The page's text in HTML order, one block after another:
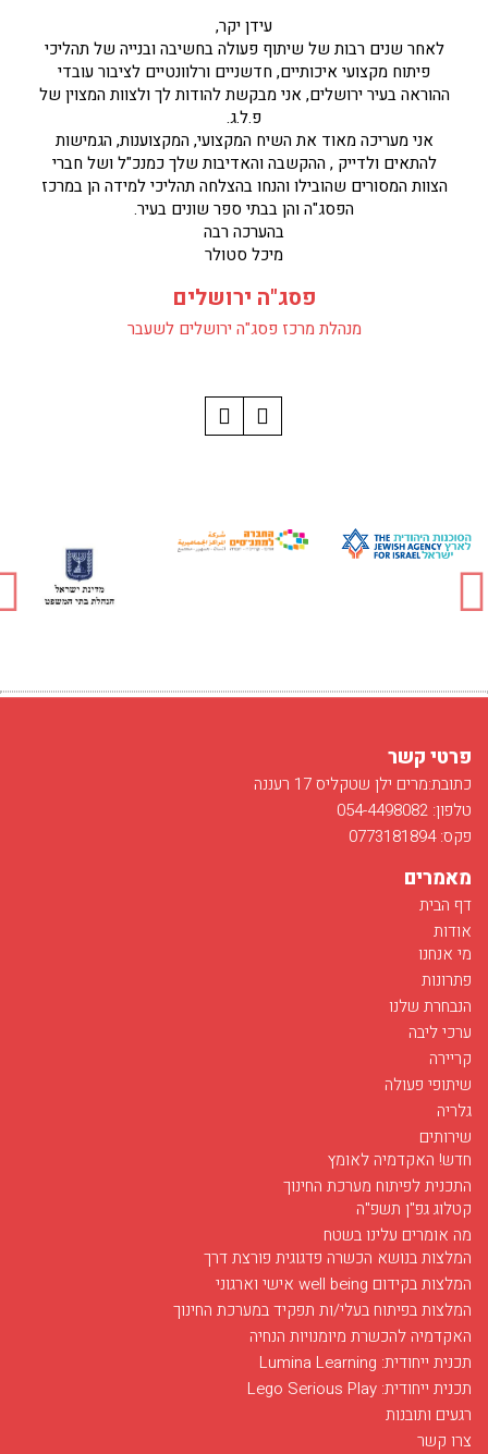
עידן יקר,
לאחר שנים רבות של שיתוף פעולה בחשיבה ובנייה של תהליכי
פיתוח מקצועי איכותיים, חדשניים ורלוונטיים לציבור עובדי
ההוראה בעיר ירושלים, אני מבקשת להודות לך ולצוות המצוין של
פ.ל.ג.
אני מעריכה מאוד את השיח המקצועי, המקצוענות, הגמישות
להתאים ולדייק , ההקשבה והאדיבות שלך כמנכ"ל ושל חברי
הצוות המסורים שהובילו והנחו בהצלחה תהליכי למידה הן במרכז
הפסג"ה והן בבתי ספר שונים בעיר.
בהערכה רבה
מיכל סטולר
פסג"ה ירושלים
מנהלת מרכז פסג"ה ירושלים לשעבר
פרטי קשר
כתובת:מרים ילן שטקליס 17 רעננה
טלפון: 054-4498082
פקס: 0773181894
מאמרים
דף הבית
אודות
מי אנחנו
פתרונות
הנבחרת שלנו
ערכי ליבה
קריירה
שיתופי פעולה
גלריה
שירותים
חדש! האקדמיה לאומץ
התכנית לפיתוח מערכת החינוך
קטלוג גפ"ן תשפ"ה
מה אומרים עלינו בשטח
המלצות בנושא הכשרה פדגוגית פורצת דרך
המלצות בקידום well being אישי וארגוני
המלצות בפיתוח בעלי/ות תפקיד במערכת החינוך
האקדמיה להכשרת מיומנויות הנחיה
תכנית ייחודית: Lumina Learning
תכנית ייחודית: Lego Serious Play
רגעים ותובנות
צרו קשר